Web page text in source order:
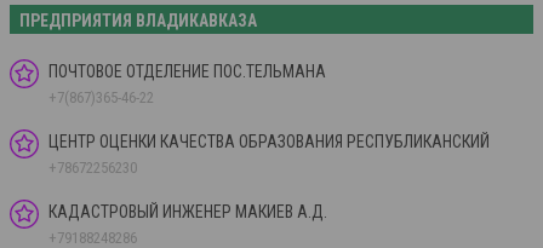
ПРЕДПРИЯТИЯ ВЛАДИКАВКАЗА
ПОЧТОВОЕ ОТДЕЛЕНИЕ ПОС.ТЕЛЬМАНА
+7(867)365-46-22
ЦЕНТР ОЦЕНКИ КАЧЕСТВА ОБРАЗОВАНИЯ РЕСПУБЛИКАНСКИЙ
+78672256230
КАДАСТРОВЫЙ ИНЖЕНЕР МАКИЕВ А.Д.
+79188248286